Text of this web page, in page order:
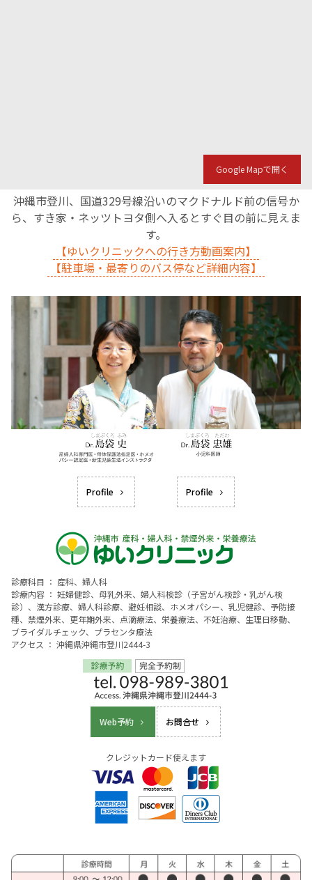
Google Mapで開く
沖縄市登川、国道329号線沿いのマクドナルド前の信号か
ら、すき家・ネッツトヨタ側へ入るとすぐ目の前に見えま
す。
【ゆいクリニックへの行き方動画案内】
【駐車場・最寄りのバス停など詳細内容】
Profile Profile
診療科目 ： 産科、婦人科
診療内容 ： 妊婦健診、母乳外来、婦人科検診（子宮がん検診・乳がん検
診）、漢方診療、婦人科診療、避妊相談、ホメオパシー、乳児健診、予防接
種、禁煙外来、更年期外来、点滴療法、栄養療法、不妊治療、生理日移動、
ブライダルチェック、プラセンタ療法
アクセス ： 沖縄県沖縄市登川2444-3
Web予約 お問合せ
クレジットカード使えます